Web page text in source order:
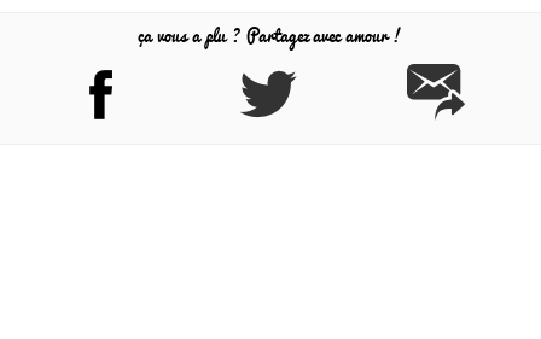
ça vous a plu ? Partagez avec amour !